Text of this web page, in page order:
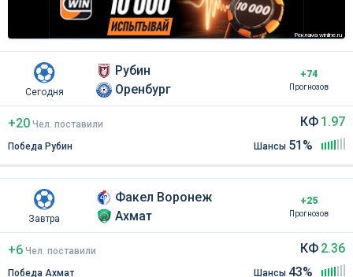
Реклама winline.ru
Сегодня
Рубин
Оренбург
+74
Прогнозов
+20 Чел поставили
Победа Рубин
КФ 1.97
Шансы 51%
Завтра
Факел Воронеж
Ахмат
+25
Прогнозов
+6 Чел поставили
Победа Ахмат
КФ 2.36
Шансы 43%